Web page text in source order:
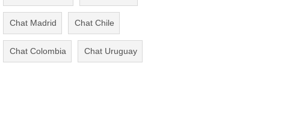
Chat Madrid Chat Chile
Chat Colombia Chat Uruguay